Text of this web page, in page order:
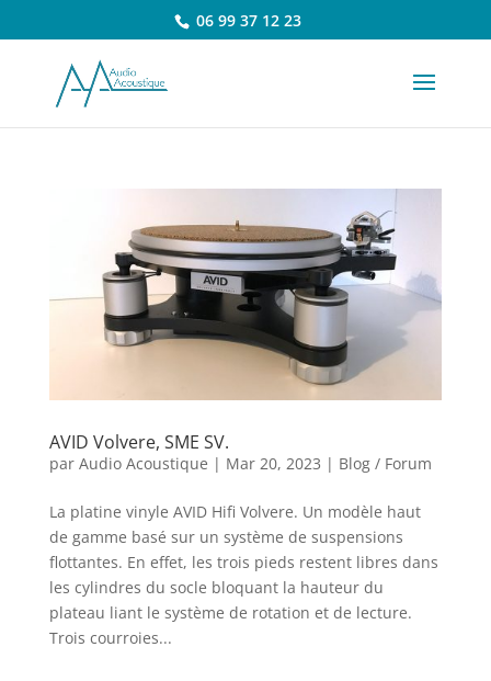
06 99 37 12 23
AVID Volvere, SME SV.
par Audio Acoustique | Mar 20, 2023 | Blog / Forum
La platine vinyle AVID Hifi Volvere. Un modèle haut
de gamme basé sur un système de suspensions
flottantes. En effet, les trois pieds restent libres dans
les cylindres du socle bloquant la hauteur du
plateau liant le système de rotation et de lecture.
Trois courroies...